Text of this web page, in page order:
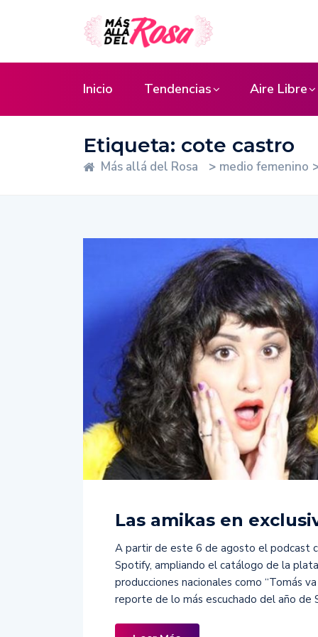
Inicio Tendencias Aire Libre
Etiqueta: cote castro
Más allá del Rosa > medio femenino
Las amikas en
A partir de este 6 de agosto el podcast
Spotify, ampliando el catálogo de la
producciones nacionales como “Tomás
reporte de lo más escuchado del año de